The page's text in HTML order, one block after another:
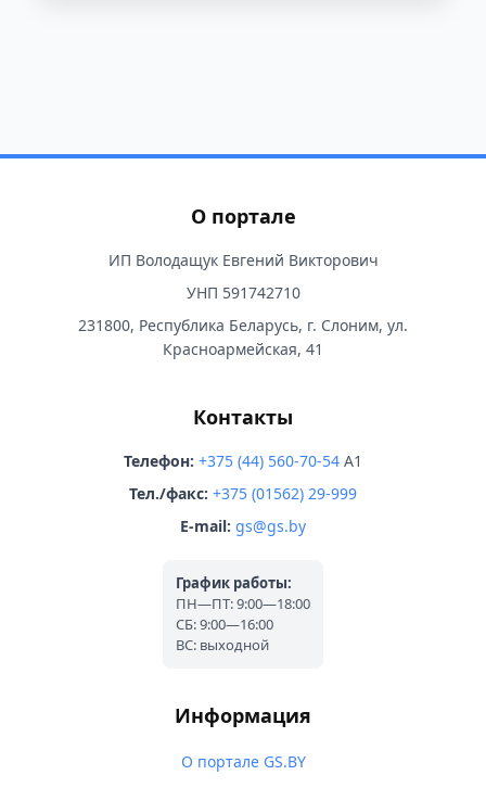
О портале
ИП Володащук Евгений Викторович
УНП 591742710
231800, Республика Беларусь, г. Слоним, ул.
Красноармейская, 41
Контакты
Телефон: +375 (44) 560-70-54 A1
Тел./факс: +375 (01562) 29-999
E-mail: gs@gs.by
График работы:
ПН—ПТ: 9:00—18:00
СБ: 9:00—16:00
ВС: выходной
Информация
О портале GS.BY